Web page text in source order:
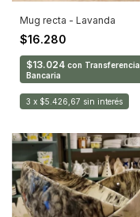
Mug recta - Lavanda
$16.280
$13.024 con Transferencia
Bancaria
3 x $5.426,67 sin interés